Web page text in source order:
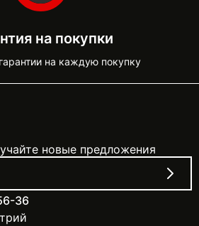
на покупки
на каждую покупку
новые предложения
36